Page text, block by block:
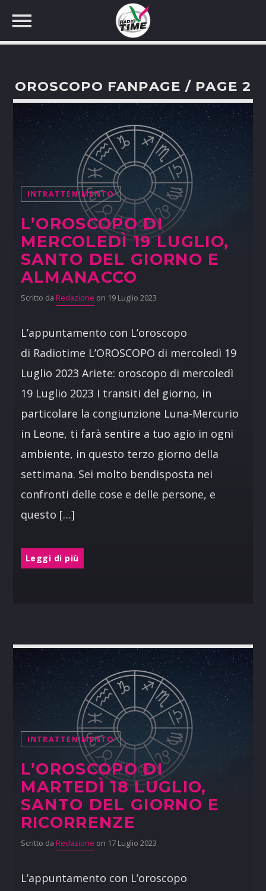
CERCA NEL SITO WEB:
OROSCOPO FANPAGE / PAGE 2
INTRATTENIMENTO
L’OROSCOPO DI
MERCOLEDÌ 19 LUGLIO,
SANTO DEL GIORNO E
ALMANACCO
Scritto da Redazione on 19 Luglio 2023
L’appuntamento con L’oroscopo
di Radiotime L’OROSCOPO di mercoledì 19
Luglio 2023 Ariete: oroscopo di mercoledì
19 Luglio 2023 I transiti del giorno, in
particolare la congiunzione Luna-Mercurio
in Leone, ti farà sentire a tuo agio in ogni
ambiente, in questo terzo giorno della
settimana. Sei molto bendisposta nei
confronti delle cose e delle persone, e
questo […]
Leggi di più
INTRATTENIMENTO
L’OROSCOPO DI
MARTEDÌ 18 LUGLIO,
SANTO DEL GIORNO E
RICORRENZE
Scritto da Redazione on 17 Luglio 2023
L’appuntamento con L’oroscopo